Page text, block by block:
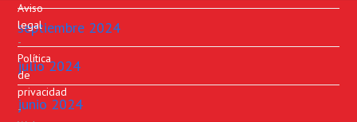
septiembre 2024
julio 2024
junio 2024
Aviso
legal
-
Política
de
privacidad
-